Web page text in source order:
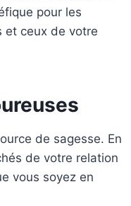
pour les
et ceux de votre
de sagesse. En
de votre relation
vous soyez en